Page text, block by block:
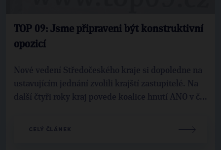
TOP 09: Jsme připraveni být konstruktivní
opozicí
Nové vedení Středočeského kraje si dopoledne na
ustavujícím jednání zvolili krajští zastupitelé. Na
další čtyři roky kraj povede koalice hnutí ANO v č...
CELÝ ČLÁNEK